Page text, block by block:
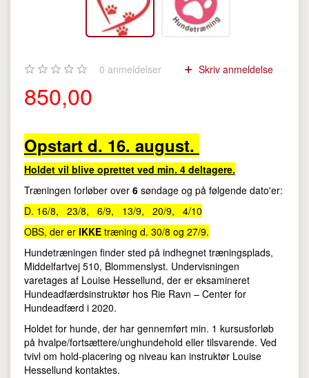
0 anmeldelser Skriv anmeldelse
850,00
Opstart d. 16. august.
Holdet vil blive oprettet ved min. 4 deltagere.
Træningen forløber over 6 søndage og på følgende dato'er:
D. 16/8, 23/8, 6/9, 13/9, 20/9, 4/10
OBS, der er IKKE træning d. 30/8 og 27/9.
Hundetræningen finder sted på indhegnet træningsplads,
Middelfartvej 510, Blommenslyst. Undervisningen
varetages af Louise Hessellund, der er eksamineret
Hundeadfærdsinstruktør hos Rie Ravn – Center for
Hundeadfærd i 2020.
Holdet for hunde, der har gennemført min. 1 kursusforløb
på hvalpe/fortsættere/unghundehold eller tilsvarende. Ved
tvivl om hold-placering og niveau kan instruktør Louise
Hessellund kontaktes.